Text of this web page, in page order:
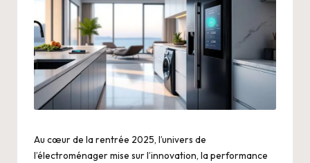
Au cœur de la rentrée 2025, l’univers de
l’électroménager mise sur l’innovation, la performance